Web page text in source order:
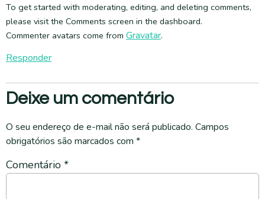
To get started with moderating, editing, and deleting comments,
please visit the Comments screen in the dashboard.
Commenter avatars come from Gravatar.
Responder
Deixe um comentário
O seu endereço de e-mail não será publicado. Campos
obrigatórios são marcados com *
Comentário *